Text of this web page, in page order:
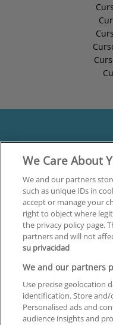
We Care About
We and our partners
such as unique IDs in
accept or manage your
right to object where
the privacy policy page.
partners and will not
su privacidad
We and our partners
Use precise geolocation
identification. Store and/
Personalised ads and
audience insights and